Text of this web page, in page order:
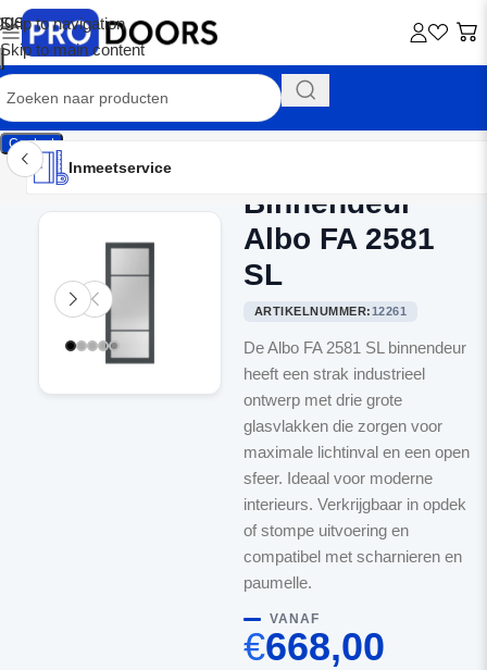
Skip to navigation
Skip to main content
Contact
Inmeetservice
Montageservice
Advies op maat
Showroom
Inmeetservice
Binnendeur
Albo FA 2581
SL
ARTIKELNUMMER:12261
De Albo FA 2581 SL binnendeur
heeft een strak industrieel
ontwerp met drie grote
glasvlakken die zorgen voor
maximale lichtinval en een open
sfeer. Ideaal voor moderne
interieurs. Verkrijgbaar in opdek
of stompe uitvoering en
compatibel met scharnieren en
paumelle.
VANAF
€668,00